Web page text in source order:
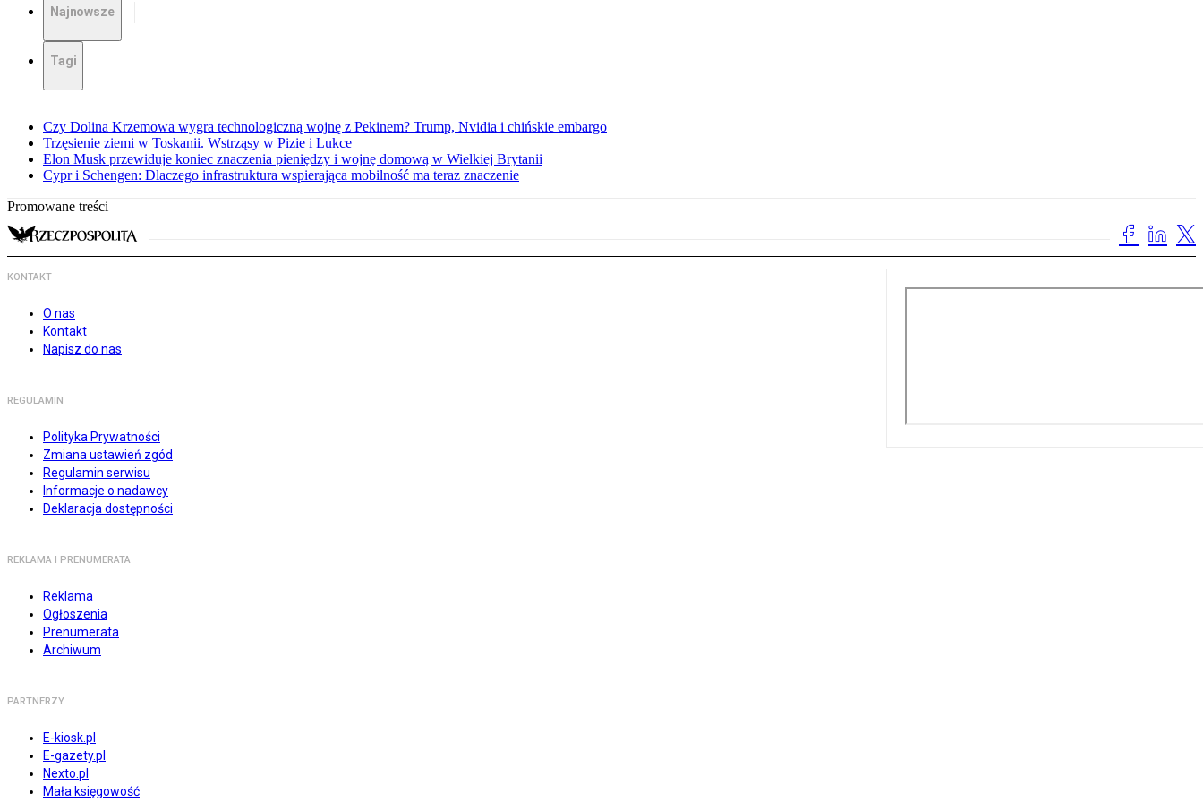
Najnowsze
Tagi
Czy Dolina Krzemowa wygra technologiczną wojnę z Pekinem? Trump, Nvidia i chińskie embargo
Trzęsienie ziemi w Toskanii. Wstrząsy w Pizie i Lukce
Elon Musk przewiduje koniec znaczenia pieniędzy i wojnę domową w Wielkiej Brytanii
Cypr i Schengen: Dlaczego infrastruktura wspierająca mobilność ma teraz znaczenie
Promowane treści
KONTAKT
O nas
Kontakt
Napisz do nas
REGULAMIN
Polityka Prywatności
Zmiana ustawień zgód
Regulamin serwisu
Informacje o nadawcy
Deklaracja dostępności
REKLAMA I PRENUMERATA
Reklama
Ogłoszenia
Prenumerata
Archiwum
PARTNERZY
E-kiosk.pl
E-gazety.pl
Nexto.pl
Mała księgowość